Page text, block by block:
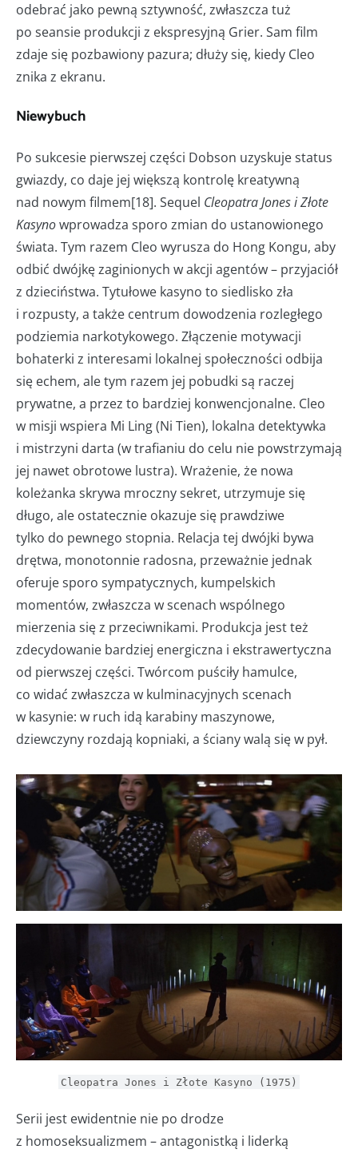
odebrać jako pewną sztywność, zwłaszcza tuż
po seansie produkcji z ekspresyjną Grier. Sam film
zdaje się pozbawiony pazura; dłuży się, kiedy Cleo
znika z ekranu.
Niewybuch
Po sukcesie pierwszej części Dobson uzyskuje status
gwiazdy, co daje jej większą kontrolę kreatywną
nad nowym filmem[18]. Sequel Cleopatra Jones i Złote
Kasynowprowadza sporo zmian do ustanowionego
świata. Tym razem Cleo wyrusza do Hong Kongu, aby
odbić dwójkę zaginionych w akcji agentów – przyjaciół
z dzieciństwa. Tytułowe kasyno to siedlisko zła
i rozpusty, a także centrum dowodzenia rozległego
podziemia narkotykowego. Złączenie motywacji
bohaterki z interesami lokalnej społeczności odbija
się echem, ale tym razem jej pobudki są raczej
prywatne, a przez to bardziej konwencjonalne. Cleo
w misji wspiera Mi Ling (Ni Tien), lokalna detektywka
i mistrzyni darta (w trafianiu do celu nie powstrzymają
jej nawet obrotowe lustra). Wrażenie, że nowa
koleżanka skrywa mroczny sekret, utrzymuje się
długo, ale ostatecznie okazuje się prawdziwe
tylko do pewnego stopnia. Relacja tej dwójki bywa
drętwa, monotonnie radosna, przeważnie jednak
oferuje sporo sympatycznych, kumpelskich
momentów, zwłaszcza w scenach wspólnego
mierzenia się z przeciwnikami. Produkcja jest też
zdecydowanie bardziej energiczna i ekstrawertyczna
od pierwszej części. Twórcom puściły hamulce,
co widać zwłaszcza w kulminacyjnych scenach
w kasynie: w ruch idą karabiny maszynowe,
dziewczyny rozdają kopniaki, a ściany walą się w pył.
Cleopatra Jones i Złote Kasyno (1975)
Serii jest ewidentnie nie po drodze
z homoseksualizmem – antagonistką i liderką